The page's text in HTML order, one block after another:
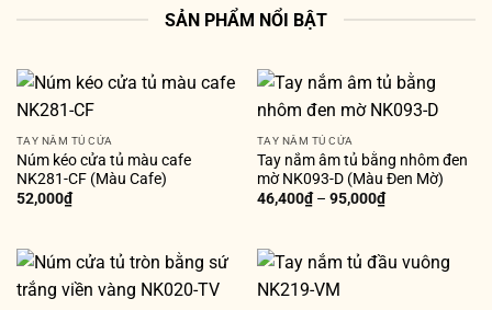
SẢN PHẨM NỔI BẬT
TAY NẮM TỦ CỬA
Núm kéo cửa tủ màu cafe
NK281-CF (Màu Cafe)
52,000₫
TAY NẮM TỦ CỬA
Tay nắm âm tủ bằng nhôm đen
mờ NK093-D (Màu Đen Mờ)
46,400₫– 95,000₫